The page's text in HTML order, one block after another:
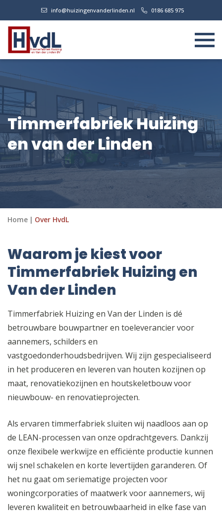
info@huizingenvanderlinden.nl 0186 685 975
Timmerfabriek Huizing
en van der Linden
Home | Over HvdL
Waarom je kiest voor
Timmerfabriek Huizing en
Van der Linden
Timmerfabriek Huizing en Van der Linden is dé
betrouwbare bouwpartner en toeleverancier voor
aannemers, schilders en
vastgoedonderhoudsbedrijven. Wij zijn gespecialiseerd
in het produceren en leveren van houten kozijnen op
maat, renovatiekozijnen en houtskeletbouw voor
nieuwbouw- en renovatieprojecten.
Als ervaren timmerfabriek sluiten wij naadloos aan op
de LEAN-processen van onze opdrachtgevers. Dankzij
onze flexibele werkwijze en efficiënte productie kunnen
wij snel schakelen en korte levertijden garanderen. Of
het nu gaat om seriematige projecten voor
woningcorporaties of maatwerk voor aannemers, wij
leveren kwaliteit en betrouwbaarheid in elke fase van